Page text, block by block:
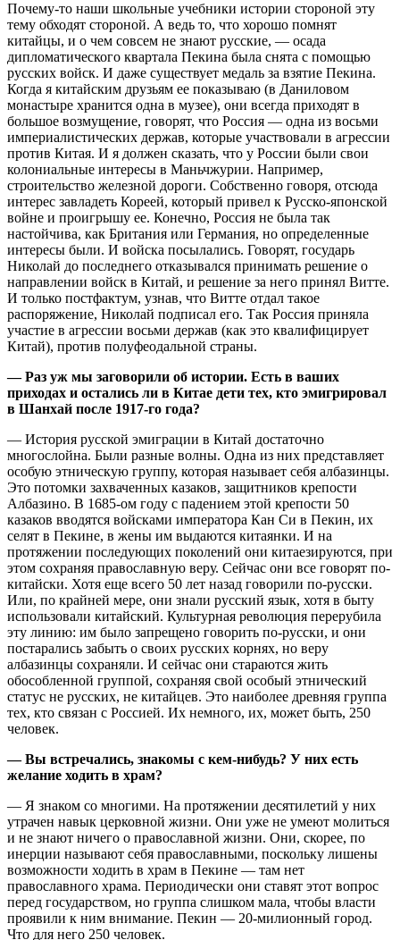
Почему-то наши школьные учебники истории стороной эту
тему обходят стороной. А ведь то, что хорошо помнят
китайцы, и о чем совсем не знают русские, — осада
дипломатического квартала Пекина была снята с помощью
русских войск. И даже существует медаль за взятие Пекина.
Когда я китайским друзьям ее показываю (в Даниловом
монастыре хранится одна в музее), они всегда приходят в
большое возмущение, говорят, что Россия — одна из восьми
империалистических держав, которые участвовали в агрессии
против Китая. И я должен сказать, что у России были свои
колониальные интересы в Маньчжурии. Например,
строительство железной дороги. Собственно говоря, отсюда
интерес завладеть Кореей, который привел к Русско-японской
войне и проигрышу ее. Конечно, Россия не была так
настойчива, как Британия или Германия, но определенные
интересы были. И войска посылались. Говорят, государь
Николай до последнего отказывался принимать решение о
направлении войск в Китай, и решение за него принял Витте.
И только постфактум, узнав, что Витте отдал такое
распоряжение, Николай подписал его. Так Россия приняла
участие в агрессии восьми держав (как это квалифицирует
Китай), против полуфеодальной страны.
— Раз уж мы заговорили об истории. Есть в ваших
приходах и остались ли в Китае дети тех, кто эмигрировал
в Шанхай после 1917-го года?
— История русской эмиграции в Китай достаточно
многослойна. Были разные волны. Одна из них представляет
особую этническую группу, которая называет себя албазинцы.
Это потомки захваченных казаков, защитников крепости
Албазино. В 1685-ом году с падением этой крепости 50
казаков вводятся войсками императора Кан Си в Пекин, их
селят в Пекине, в жены им выдаются китаянки. И на
протяжении последующих поколений они китаезируются, при
этом сохраняя православную веру. Сейчас они все говорят по-
китайски. Хотя еще всего 50 лет назад говорили по-русски.
Или, по крайней мере, они знали русский язык, хотя в быту
использовали китайский. Культурная революция перерубила
эту линию: им было запрещено говорить по-русски, и они
постарались забыть о своих русских корнях, но веру
албазинцы сохраняли. И сейчас они стараются жить
обособленной группой, сохраняя свой особый этнический
статус не русских, не китайцев. Это наиболее древняя группа
тех, кто связан с Россией. Их немного, их, может быть, 250
человек.
— Вы встречались, знакомы с кем-нибудь? У них есть
желание ходить в храм?
— Я знаком со многими. На протяжении десятилетий у них
утрачен навык церковной жизни. Они уже не умеют молиться
и не знают ничего о православной жизни. Они, скорее, по
инерции называют себя православными, поскольку лишены
возможности ходить в храм в Пекине — там нет
православного храма. Периодически они ставят этот вопрос
перед государством, но группа слишком мала, чтобы власти
проявили к ним внимание. Пекин — 20-милионный город.
Что для него 250 человек.